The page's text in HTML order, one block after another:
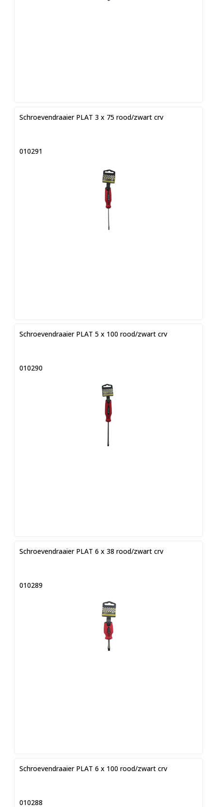
Schroevendraaier PLAT 3 x 75 rood/zwart crv
010291
Schroevendraaier PLAT 5 x 100 rood/zwart crv
010290
Schroevendraaier PLAT 6 x 38 rood/zwart crv
010289
Schroevendraaier PLAT 6 x 100 rood/zwart crv
010288